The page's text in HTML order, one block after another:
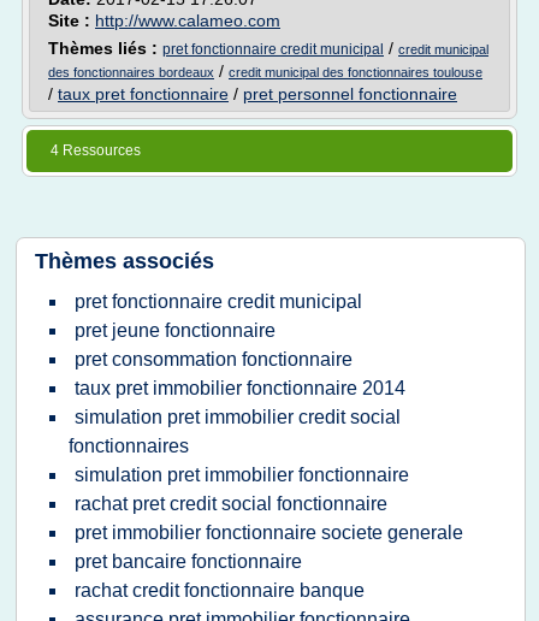
Site : http://www.calameo.com
Thèmes liés : pret fonctionnaire credit municipal / credit municipal
des fonctionnaires bordeaux / credit municipal des fonctionnaires toulouse
/ taux pret fonctionnaire / pret personnel fonctionnaire
4 Ressources
Thèmes associés
pret fonctionnaire credit municipal
pret jeune fonctionnaire
pret consommation fonctionnaire
taux pret immobilier fonctionnaire 2014
simulation pret immobilier credit social
fonctionnaires
simulation pret immobilier fonctionnaire
rachat pret credit social fonctionnaire
pret immobilier fonctionnaire societe generale
pret bancaire fonctionnaire
rachat credit fonctionnaire banque